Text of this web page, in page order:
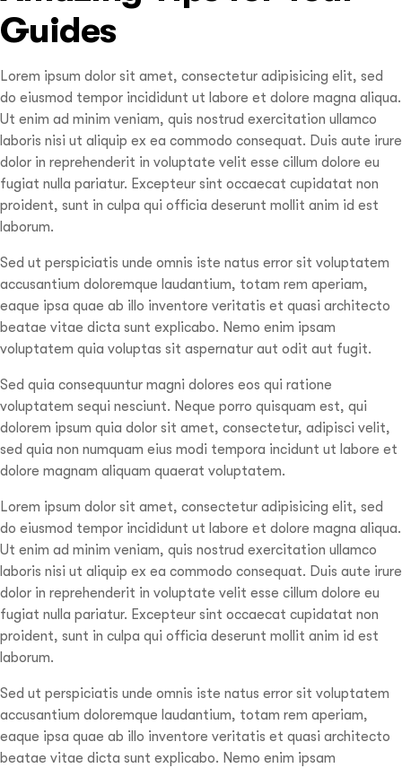
Guides
Lorem ipsum dolor sit amet, consectetur adipisicing elit, sed
do eiusmod tempor incididunt ut labore et dolore magna aliqua.
Ut enim ad minim veniam, quis nostrud exercitation ullamco
laboris nisi ut aliquip ex ea commodo consequat. Duis aute irure
dolor in reprehenderit in voluptate velit esse cillum dolore eu
fugiat nulla pariatur. Excepteur sint occaecat cupidatat non
proident, sunt in culpa qui officia deserunt mollit anim id est
laborum.
Sed ut perspiciatis unde omnis iste natus error sit voluptatem
accusantium doloremque laudantium, totam rem aperiam,
eaque ipsa quae ab illo inventore veritatis et quasi architecto
beatae vitae dicta sunt explicabo. Nemo enim ipsam
voluptatem quia voluptas sit aspernatur aut odit aut fugit.
Sed quia consequuntur magni dolores eos qui ratione
voluptatem sequi nesciunt. Neque porro quisquam est, qui
dolorem ipsum quia dolor sit amet, consectetur, adipisci velit,
sed quia non numquam eius modi tempora incidunt ut labore et
dolore magnam aliquam quaerat voluptatem.
Lorem ipsum dolor sit amet, consectetur adipisicing elit, sed
do eiusmod tempor incididunt ut labore et dolore magna aliqua.
Ut enim ad minim veniam, quis nostrud exercitation ullamco
laboris nisi ut aliquip ex ea commodo consequat. Duis aute irure
dolor in reprehenderit in voluptate velit esse cillum dolore eu
fugiat nulla pariatur. Excepteur sint occaecat cupidatat non
proident, sunt in culpa qui officia deserunt mollit anim id est
laborum.
Sed ut perspiciatis unde omnis iste natus error sit voluptatem
accusantium doloremque laudantium, totam rem aperiam,
eaque ipsa quae ab illo inventore veritatis et quasi architecto
beatae vitae dicta sunt explicabo. Nemo enim ipsam